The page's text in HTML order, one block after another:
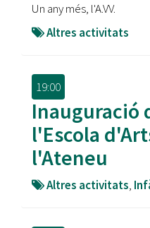
Un any més, l'A.VV.
Altres activitats
19:00
Inauguració
l'Escola
l'Ateneu
Altres activitats,